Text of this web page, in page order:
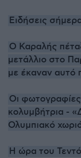
Ειδήσεις
Ο Καραλής
μετάλλιο στο
με έκαναν αυτό
Οι
κολυμβήτρια -
Ολυμπιακό
Η ώρα του